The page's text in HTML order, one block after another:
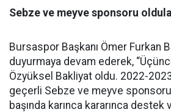
Sebze ve meyve sponsoru
Bursaspor Başkanı Ömer Furkan
duyurmaya devam ederek,
Özyüksel Bakliyat oldu. 2022-
geçerli Sebze ve meyve
başında karınca kararınca destek